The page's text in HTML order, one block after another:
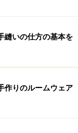
縫いの仕方の基本を
作りのルームウェア